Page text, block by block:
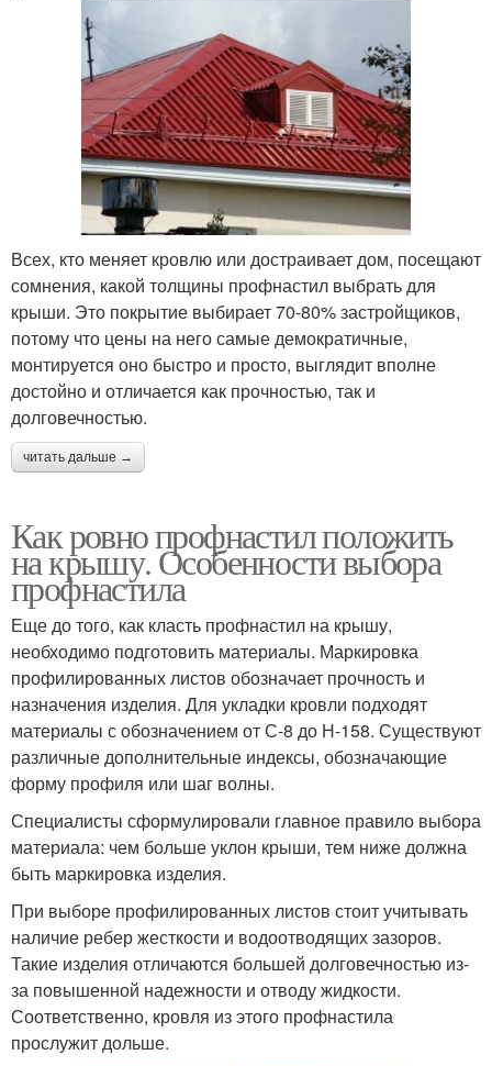
Всех, кто меняет кровлю или достраивает дом, посещают
сомнения, какой толщины профнастил выбрать для
крыши. Это покрытие выбирает 70-80% застройщиков,
потому что цены на него самые демократичные,
монтируется оно быстро и просто, выглядит вполне
достойно и отличается как прочностью, так и
долговечностью.
читать дальше →
Как ровно профнастил положить
на крышу. Особенности выбора
профнастила
Еще до того, как класть профнастил на крышу,
необходимо подготовить материалы. Маркировка
профилированных листов обозначает прочность и
назначения изделия. Для укладки кровли подходят
материалы с обозначением от С-8 до Н-158. Существуют
различные дополнительные индексы, обозначающие
форму профиля или шаг волны.
Специалисты сформулировали главное правило выбора
материала: чем больше уклон крыши, тем ниже должна
быть маркировка изделия.
При выборе профилированных листов стоит учитывать
наличие ребер жесткости и водоотводящих зазоров.
Такие изделия отличаются большей долговечностью из-
за повышенной надежности и отводу жидкости.
Соответственно, кровля из этого профнастила
прослужит дольше.